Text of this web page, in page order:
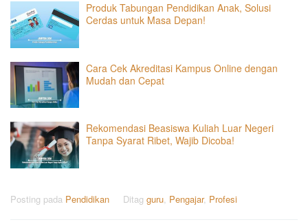
Produk Tabungan Pendidikan Anak, Solusi
Cerdas untuk Masa Depan!
Cara Cek Akreditasi Kampus Online dengan
Mudah dan Cepat
Rekomendasi Beasiswa Kuliah Luar Negeri
Tanpa Syarat Ribet, Wajib Dicoba!
Posting pada Pendidikan Ditag guru Pengajar, Profesi